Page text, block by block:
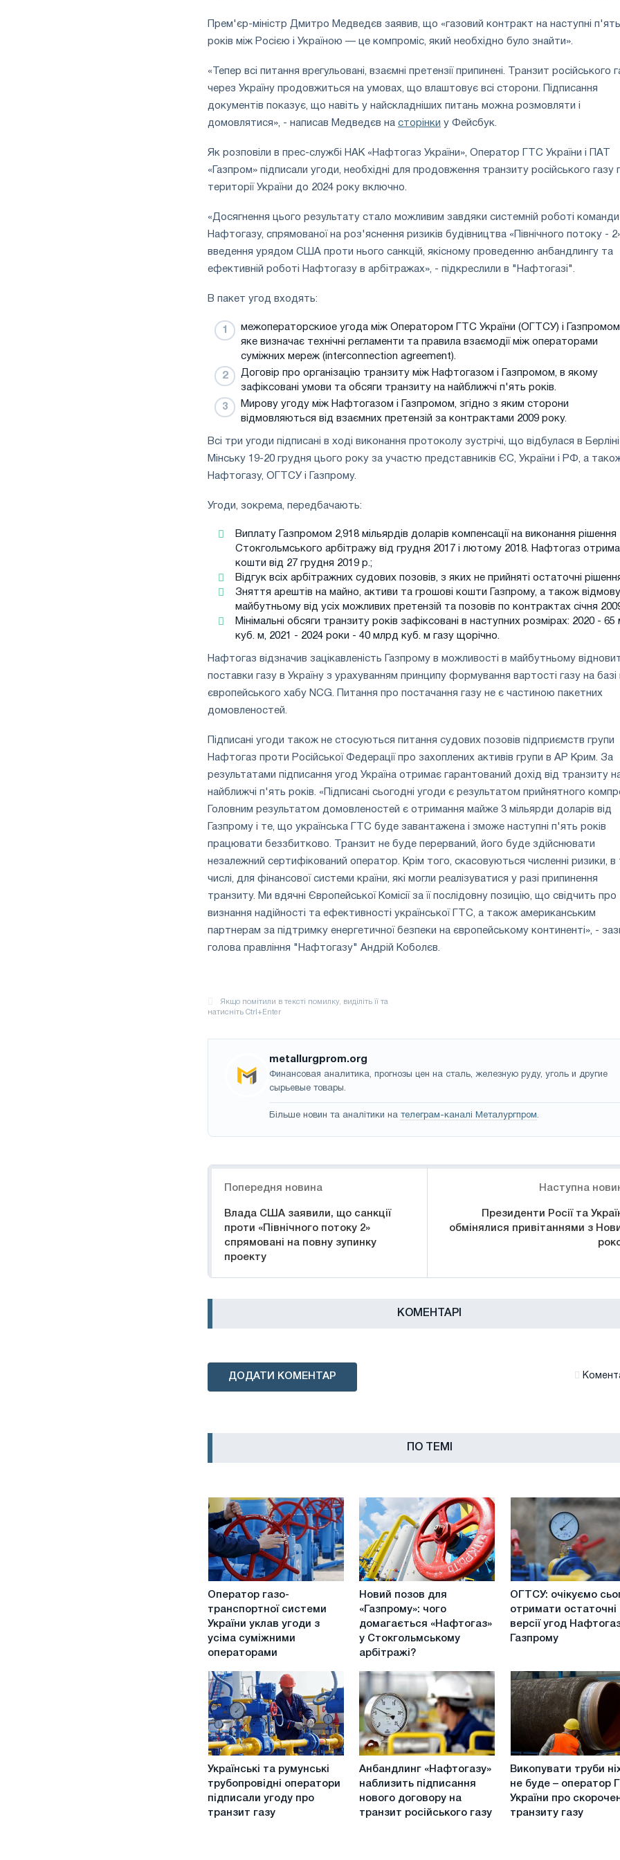
Прем'єр-міністр Дмитро Медведєв заявив, що «газовий контракт на наступні п'ять
років між Росією і Україною — це компроміс, який необхідно було знайти».
«Тепер всі питання врегульовані, взаємні претензії припинені. Транзит російського
через Україну продовжиться на умовах, що влаштовує всі сторони. Підписання
документів показує, що навіть у найскладніших питань можна розмовляти і
домовлятися», - написав Медведєв на сторінки у Фейсбук.
Як розповіли в прес-службі НАК «Нафтогаз України», Оператор ГТС України і ПАТ
«Газпром» підписали угоди, необхідні для продовження транзиту російського газу
території України до 2024 року включно.
«Досягнення цього результату стало можливим завдяки системній роботі команди
Нафтогазу, спрямованої на роз'яснення ризиків будівництва «Північного потоку -
введення урядом США проти нього санкцій, якісному проведенню анбандлингу та
ефективній роботі Нафтогазу в арбітражах», - підкреслили в "Нафтогазі".
В пакет угод входять:
межоператорскиое угода між Оператором ГТС України (ОГТСУ) і
яке визначає технічні регламенти та правила взаємодії між операторами
суміжних мереж (interconnection agreement).
Договір про організацію транзиту між Нафтогазом і Газпромом, в якому
зафіксовані умови та обсяги транзиту на найближчі п'ять років.
Мирову угоду між Нафтогазом і Газпромом, згідно з яким сторони
відмовляються від взаємних претензій за контрактами 2009 року.
Всі три угоди підписані в ході виконання протоколу зустрічі, що відбулася в Берліні
Мінську 19-20 грудня цього року за участю представників ЄС, України і РФ, а
Нафтогазу, ОГТСУ і Газпрому.
Угоди, зокрема, передбачають:
Виплату Газпромом 2,918 мільярдів доларів компенсації на виконання рішення
Стокгольмського арбітражу від грудня 2017 і лютому 2018. Нафтогаз
кошти від 27 грудня 2019 р.;
Відгук всіх арбітражних судових позовів, з яких не прийняті остаточні
Зняття арештів на майно, активи та грошові кошти Газпрому, а також
майбутньому від усіх можливих претензій та позовів по контрактах січня
Мінімальні обсяги транзиту років зафіксовані в наступних розмірах: 2020 -
куб. м, 2021 - 2024 роки - 40 млрд куб. м газу щорічно.
Нафтогаз відзначив зацікавленість Газпрому в можливості в майбутньому
поставки газу в Україну з урахуванням принципу формування вартості газу на базі
європейського хабу NCG. Питання про постачання газу не є частиною пакетних
домовленостей.
Підписані угоди також не стосуються питання судових позовів підприємств групи
Нафтогаз проти Російської Федерації про захоплених активів групи в АР Крим. За
результатами підписання угод Україна отримає гарантований дохід від транзиту
найближчі п'ять років. «Підписані сьогодні угоди є результатом прийнятного
Головним результатом домовленостей є отримання майже 3 мільярди доларів від
Газпрому і те, що українська ГТС буде завантажена і зможе наступні п'ять років
працювати беззбитково. Транзит не буде перерваний, його буде здійснювати
незалежний сертифікований оператор. Крім того, скасовуються численні ризики, в
числі, для фінансової системи країни, які могли реалізуватися у разі припинення
транзиту. Ми вдячні Європейської Комісії за її послідовну позицію, що свідчить про
визнання надійності та ефективності української ГТС, а також американським
партнерам за підтримку енергетичної безпеки на європейському континенті», -
голова правління "Нафтогазу" Андрій Коболєв.
metallurgprom.org
Финансовая аналитика, прогнозы цен на сталь, железную руду, уголь и другие
сырьевые товары.
Більше новин та аналітики на телеграм-каналі Металургпром.
Попередня новина
Влада США заявили, що санкції
проти «Північного потоку 2»
спрямовані на повну зупинку
проекту
Наступна
Президенти Росії та
обмінялися привітаннями з
КОМЕНТАРІ
ДОДАТИ КОМЕНТАР
ПО ТЕМІ
Оператор
газо-
транспортної
системи
України
уклав
угоди
з
усіма
суміжними
операторами
Оператор газо-
транспортної системи
України уклав угоди з
усіма суміжними
операторами
Новий
позов
«Газпрому»:
чого
домагається
«Нафтогаз»
у
Стокгольмському
арбітражі?
Новий позов для
«Газпрому»: чого
домагається «Нафтогаз»
у Стокгольмському
арбітражі?
ОГТСУ:
сьогодні
отримати
остаточні
угод
Нафтогазу
Газпрому
ОГТСУ: очікуємо
отримати остаточні
версії угод
Газпрому
Українські
румунські
трубопровідні
оператори
Українські та румунські
трубопровідні оператори
підписали угоду про
транзит газу
Анбандлинг
«Нафтогазу»
підписання
нового
Анбандлинг «Нафтогазу»
наблизить підписання
нового договору на
транзит російського газу
Викопувати
труби
ніхто
буде
Викопувати труби
не буде – оператор
України про
транзиту газу